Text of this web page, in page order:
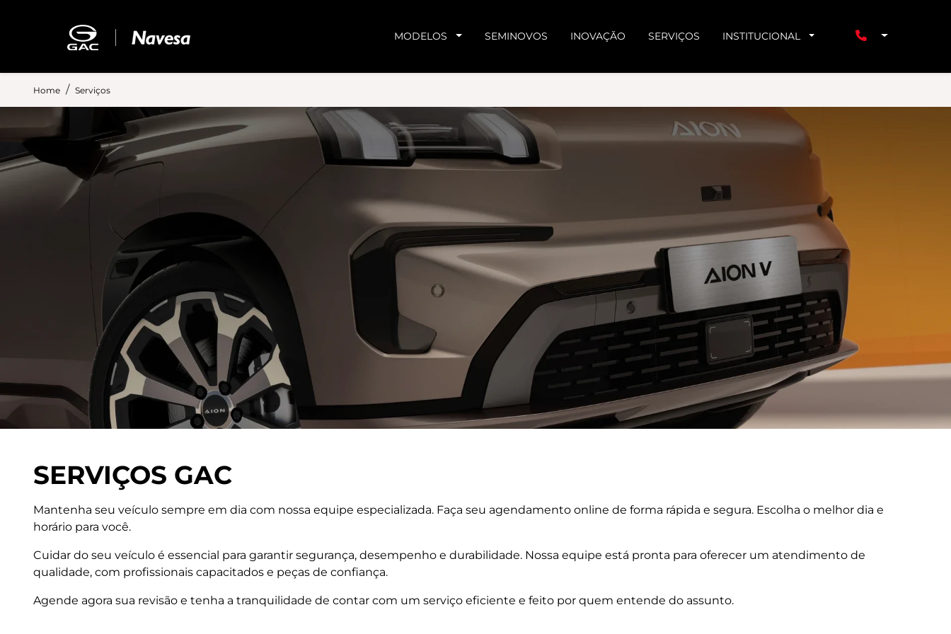
MODELOS SEMINOVOS INOVAÇÃO SERVIÇOS INSTITUCIONAL
Home Serviços
SERVIÇOS GAC
Mantenha seu veículo sempre em dia com nossa equipe especializada. Faça seu agendamento online de forma rápida e segura. Escolha o melhor dia e
horário para você.
Cuidar do seu veículo é essencial para garantir segurança, desempenho e durabilidade. Nossa equipe está pronta para oferecer um atendimento de
qualidade, com profissionais capacitados e peças de confiança.
Agende agora sua revisão e tenha a tranquilidade de contar com um serviço eficiente e feito por quem entende do assunto.